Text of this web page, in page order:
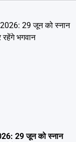
29 जून को स्नान